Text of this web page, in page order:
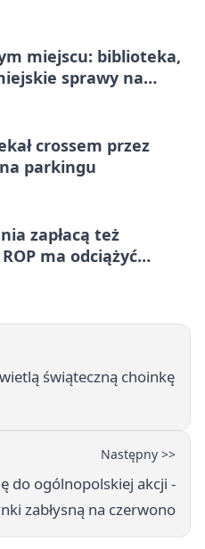
miejscu: biblioteka,
sprawy na
crossem przez
parkingu
zapłacą też
ma odciążyć
świąteczną choinkę
Następny >>
do ogólnopolskiej akcji -
zabłysną na czerwono